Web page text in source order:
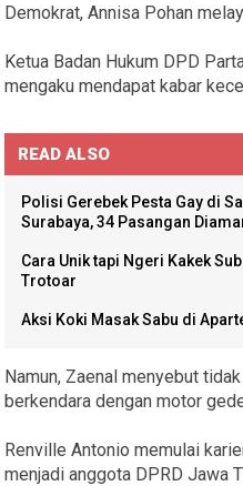
Demokrat, Annisa Pohan
Ketua Badan Hukum DPD
mengaku mendapat kabar
READ ALSO
Polisi Gerebek Pesta Gay di
Surabaya, 34 Pasangan
Cara Unik tapi Ngeri Kakek
Trotoar
Aksi Koki Masak Sabu di
Namun, Zaenal menyebut
berkendara dengan motor
Renville Antonio memulai
menjadi anggota DPRD Jawa